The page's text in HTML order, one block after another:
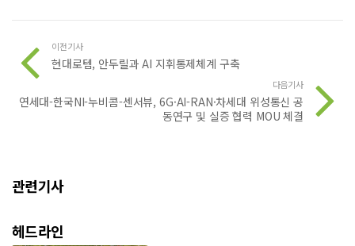
이전기사
현대로템, 안두릴과 AI 지휘통제체계 구축
다음기사
연세대-한국NI-누비콤-센서뷰, 6G·AI-RAN·차세대 위성통신 공
동연구 및 실증 협력 MOU 체결
관련기사
헤드라인